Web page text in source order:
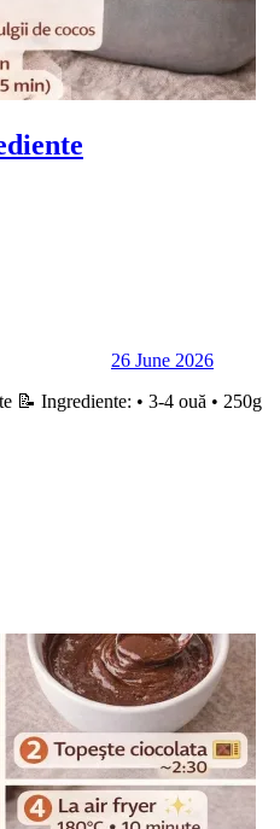
26 June 2026
📝 Ingrediente: • 3-4 ouă • 250g